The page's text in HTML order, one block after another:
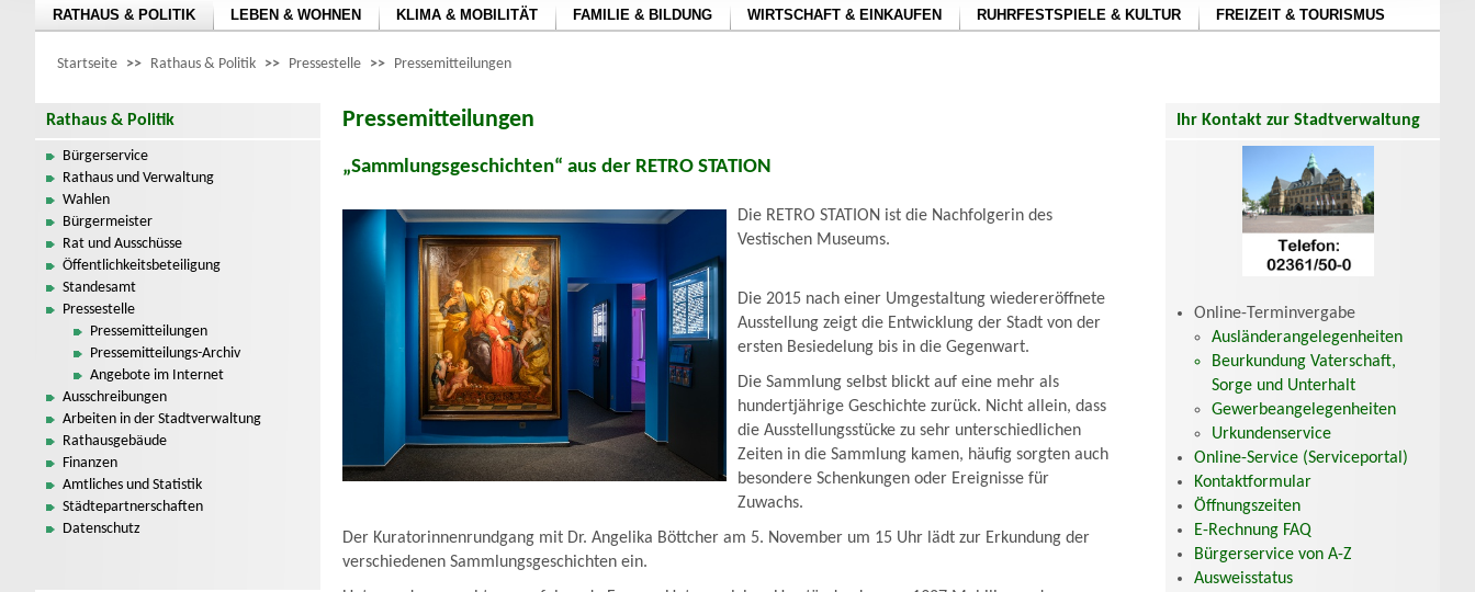
RATHAUS & POLITIK LEBEN & WOHNEN KLIMA & MOBILITÄT FAMILIE & BILDUNG WIRTSCHAFT & EINKAUFEN RUHRFESTSPIELE & KULTUR FREIZEIT & TOURISMUS
Startseite >> Rathaus & Politik >> Pressestelle >> Pressemitteilungen
Rathaus & Politik
Bürgerservice
Rathaus und Verwaltung
Wahlen
Bürgermeister
Rat und Ausschüsse
Öffentlichkeitsbeteiligung
Standesamt
Pressestelle
Pressemitteilungen
Pressemitteilungs-Archiv
Angebote im Internet
Ausschreibungen
Arbeiten in der Stadtverwaltung
Rathausgebäude
Finanzen
Amtliches und Statistik
Städtepartnerschaften
Datenschutz
Pressemitteilungen
„Sammlungsgeschichten“ aus der RETRO STATION
Die RETRO STATION ist die Nachfolgerin des
Vestischen Museums.
Die 2015 nach einer Umgestaltung wiedereröffnete
Ausstellung zeigt die Entwicklung der Stadt von der
ersten Besiedelung bis in die Gegenwart.
Die Sammlung selbst blickt auf eine mehr als
hundertjährige Geschichte zurück. Nicht allein, dass
die Ausstellungsstücke zu sehr unterschiedlichen
Zeiten in die Sammlung kamen, häufig sorgten auch
besondere Schenkungen oder Ereignisse für
Zuwachs.
Der Kuratorinnenrundgang mit Dr. Angelika Böttcher am 5. November um 15 Uhr lädt zur Erkundung der
verschiedenen Sammlungsgeschichten ein.
Ihr Kontakt zur Stadtverwaltung
Online-Terminvergabe
Ausländerangelegenheiten
Beurkundung Vaterschaft,
Sorge und Unterhalt
Gewerbeangelegenheiten
Urkundenservice
Online-Service (Serviceportal)
Kontaktformular
Öffnungszeiten
E-Rechnung FAQ
Bürgerservice von A-Z
Ausweisstatus